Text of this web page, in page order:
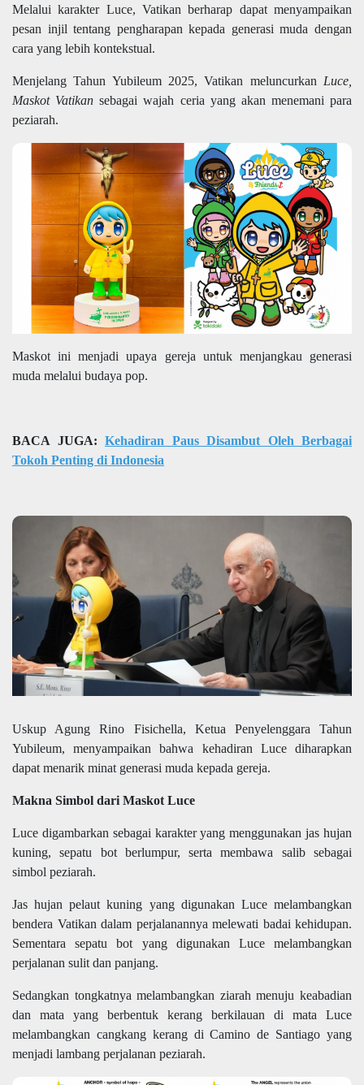
Melalui karakter Luce, Vatikan berharap dapat menyampaikan
pesan injil tentang pengharapan kepada generasi muda dengan
cara yang lebih kontekstual.
Menjelang Tahun Yubileum 2025, Vatikan meluncurkan Luce,
Maskot Vatikan sebagai wajah ceria yang akan menemani para
peziarah.
Maskot ini menjadi upaya gereja untuk menjangkau generasi
muda melalui budaya pop.
BACA JUGA: Kehadiran Paus Disambut Oleh Berbagai
Tokoh Penting di Indonesia
Uskup Agung Rino Fisichella, Ketua Penyelenggara Tahun
Yubileum, menyampaikan bahwa kehadiran Luce diharapkan
dapat menarik minat generasi muda kepada gereja.
Makna Simbol dari Maskot Luce
Luce digambarkan sebagai karakter yang menggunakan jas hujan
kuning, sepatu bot berlumpur, serta membawa salib sebagai
simbol peziarah.
Jas hujan pelaut kuning yang digunakan Luce melambangkan
bendera Vatikan dalam perjalanannya melewati badai kehidupan.
Sementara sepatu bot yang digunakan Luce melambangkan
perjalanan sulit dan panjang.
Sedangkan tongkatnya melambangkan ziarah menuju keabadian
dan mata yang berbentuk kerang berkilauan di mata Luce
melambangkan cangkang kerang di Camino de Santiago yang
menjadi lambang perjalanan peziarah.